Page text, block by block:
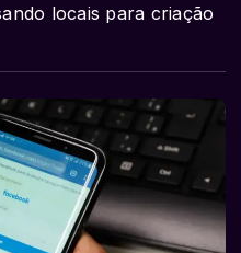
locais para criação